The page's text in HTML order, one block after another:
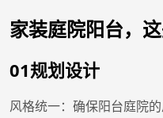
家装庭院阳台，
01规划设计
风格统一：确保阳台庭院